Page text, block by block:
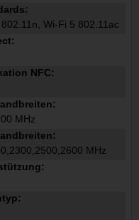
Wi-Fi 5 802.11ac
NFC:
MHz
MHz